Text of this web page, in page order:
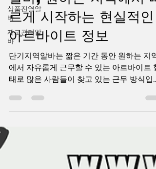
상품진열알
바
재고관리알
바
단기지역알바 노래방보도
알바, 원하는 지역에서 빠
르게 시작하는 현실적인
아르바이트 정보
단기지역알바는 짧은 기간 동안 원하는 지역
에서 자유롭게 근무할 수 있는 아르바이트
관심이 높아지면서 학생, 노래방보도알바 직
단기지역알바를 찾고 있습니다. 특히 지역
반 플랫폼과 모바일 앱이 활성화되면서 자신